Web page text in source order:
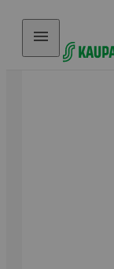
Hyppää sisältöön